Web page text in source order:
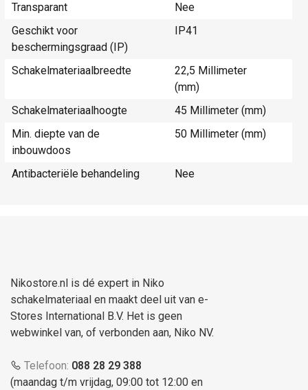
Transparant
Nee
Geschikt voor
beschermingsgraad (IP)
IP41
Schakelmateriaalbreedte
22,5 Millimeter
(mm)
Schakelmateriaalhoogte
45 Millimeter (mm)
Min. diepte van de
inbouwdoos
50 Millimeter (mm)
Antibacteriële behandeling Nee
Nikostore.nl is dé expert in Niko
schakelmateriaal en maakt deel uit van e-
Stores International B.V. Het is geen
webwinkel van, of verbonden aan, Niko NV.
Telefoon: 088 28 29 388
(maandag t/m vrijdag, 09:00 tot 12:00 en